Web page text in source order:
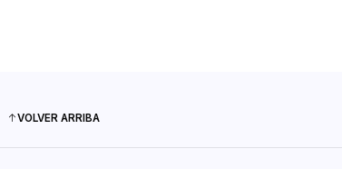
VOLVER ARRIBA